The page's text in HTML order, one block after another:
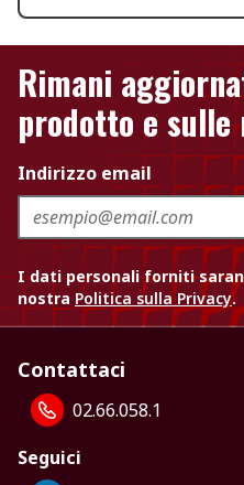
Rimani
prodotto e
Indirizzo email
I dati personali forniti
nostra Politica sulla Privacy.
Contattaci
02.66.058.1
Seguici